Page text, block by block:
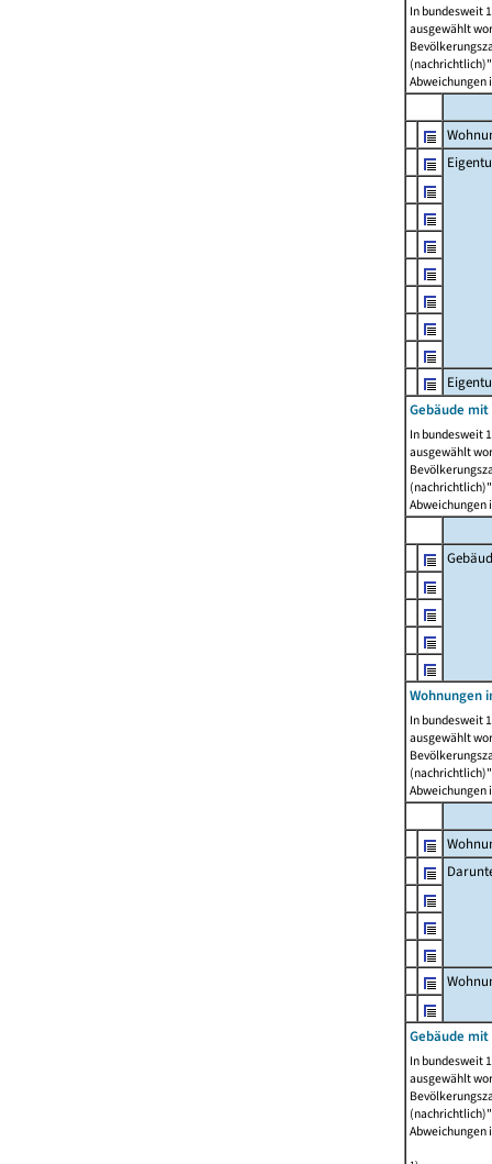
In bundesweit
ausgewählt
Abweichungen
Gebäude
In bundesweit
ausgewählt
Abweichungen
Wohnungen
In bundesweit
ausgewählt
Abweichungen
Gebäude
In bundesweit
ausgewählt
Abweichungen